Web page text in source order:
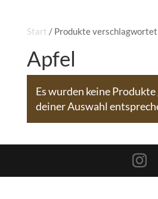
Start / Produkte verschlagwortet
Apfel
Es wurden keine
deiner Auswahl